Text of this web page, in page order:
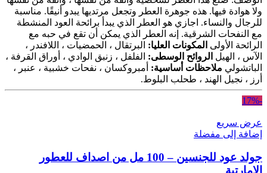
ولا هوادة فيها. هذه جوهرة العطر وتجعل مرتديها يبدو أنيقًا. مناسبة
للرجال والنساء. اجازي هو العطر الذي يبدأ برائحة العود المنشطة
مع النفحات الشرقية. إنه العطر الذي يمكن أن تقع في حبه مع
الرائحة الأولى المكونات العليا: البرتقال ، الحمضيات ، اللافندر ،
الآس ، الهيل الروائح الوسطى: الفلفل ، زنبق الوادي ، أوراق القرفة ،
الباتشولي ملاحظات أساسية: أمبروكسان ، نفحات خشبية ، عنبر ،
أرز ، نجيل الهند ، طحلب البلوط.
-17%
عرض سريع
إضافة إلى مفضلة
جولد عود للجنسين – 100 مل من اصداف للعطور
الامارتية